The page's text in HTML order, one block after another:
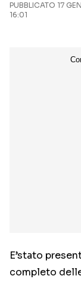
PUBBLICATO 17
16:01
E’stato
completo